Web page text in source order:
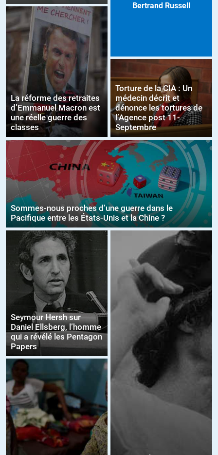
La réforme des retraites
d’Emmanuel Macron est
une réelle guerre des
classes
Bertrand Russell
Torture de la CIA : Un
médecin décrit et
dénonce les tortures de
l’Agence post 11-
Septembre
Sommes-nous proches d’une guerre dans le
Pacifique entre les États-Unis et la Chine ?
Seymour Hersh sur
Daniel Ellsberg, l’homme
qui a révélé les Pentagon
Papers